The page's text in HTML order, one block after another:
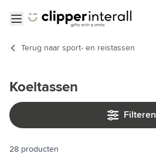
Terug naar sport- en reistassen
Koeltassen
Filteren
28 producten